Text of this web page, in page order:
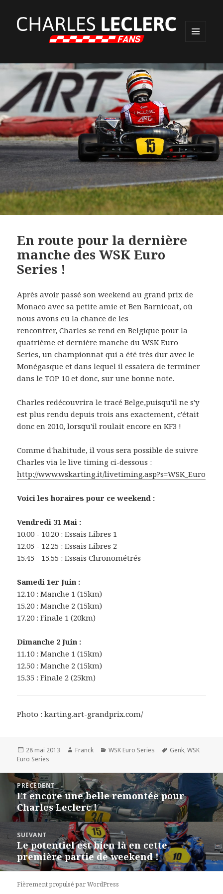
WIDGETS
En route pour la dernière
manche des WSK Euro
Series !
Après avoir passé son weekend au grand prix de
Monaco avec sa petite amie et Ben Barnicoat, où
nous avons eu la chance de les
rencontrer, Charles se rend en Belgique pour la
quatrième et dernière manche du WSK Euro
Series, un championnat qui a été très dur avec le
Monégasque et dans lequel il essaiera de terminer
dans le TOP 10 et donc, sur une bonne note.
Charles redécouvrira le tracé Belge,puisqu'il ne s'y
est plus rendu depuis trois ans exactement, c'était
donc en 2010, lorsqu'il roulait encore en KF3 !
Comme d'habitude, il vous sera possible de suivre
Charles via le live timing ci-dessous :
http://www.wskarting.it/livetiming.asp?s=WSK_Euro
Voici les horaires pour ce weekend :
Vendredi 31 Mai :
10.00 - 10.20 : Essais Libres 1
12.05 - 12.25 : Essais Libres 2
15.45 - 15.55 : Essais Chronométrés
Samedi 1er Juin :
12.10 : Manche 1 (15km)
15.20 : Manche 2 (15km)
17.20 : Finale 1 (20km)
Dimanche 2 Juin :
11.10 : Manche 1 (15km)
12.50 : Manche 2 (15km)
15.35 : Finale 2 (25km)
Photo : karting.art-grandprix.com/
Publié
le
28 mai 2013 Auteur
Franck Catégories
WSK Euro Series
Mots-
Genk,WSK
Euro Series
Navigation
l’article
PRÉCÉDENT
Article
précédent :
Et encore une belle remontée pour
Charles Leclerc !
SUIVANT
Article
suivant :
Le potentiel est bien là en cette
première partie de weekend !
Fièrement propulsé par WordPress